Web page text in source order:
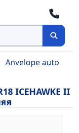
Anvelope auto
ICEHAWKE II